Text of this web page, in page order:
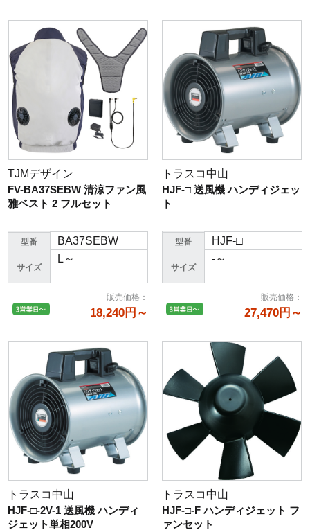
TJMデザイン
FV-BA37SEBW 清涼ファン風
雅ベスト 2 フルセット
型番 BA37SEBW
サイズ
L～
販売価格 ：
18,240円～
トラスコ中山
HJF-□ 送風機 ハンディジェッ
ト
型番 HJF-□
サイズ
-～
販売価格 ：
27,470円～
トラスコ中山
HJF-□-2V-1 送風機 ハンディ
ジェット単相200V
トラスコ中山
HJF-□-F ハンディジェット フ
ァンセット